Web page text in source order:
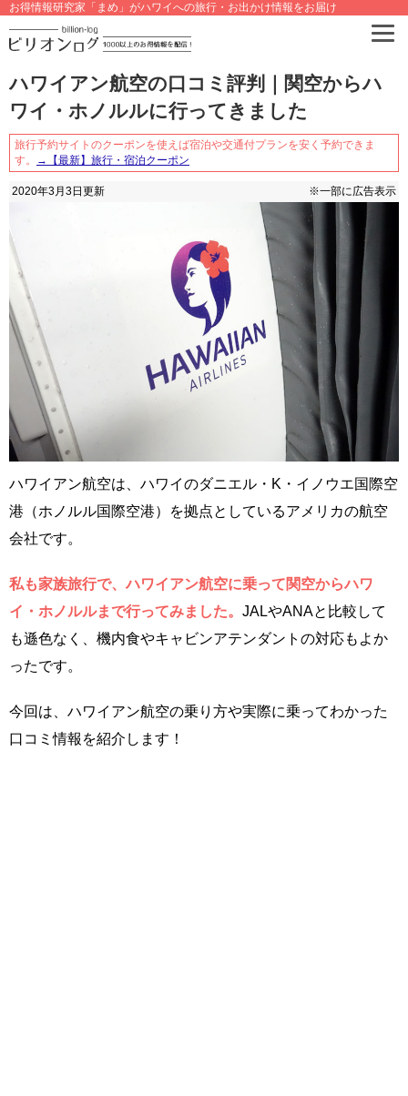
お得情報研究家「まめ」がハワイへの旅行・お出かけ情報をお届け
ハワイアン航空の口コミ評判｜関空からハ
ワイ・ホノルルに行ってきました
旅行予約サイトのクーポンを使えば宿泊や交通付プランを安く予約できま
す。
→【最新】旅行・宿泊クーポン
2020年3月3日 更新 ※一部に広告表示
ハワイアン航空は、ハワイのダニエル・K・イノウエ国際空
港（ホノルル国際空港）を拠点としているアメリカの航空
会社です。
私も家族旅行で、ハワイアン航空に乗って関空からハワ
イ・ホノルルまで行ってみました。 JALやANAと比較して
も遜色なく、機内食やキャビンアテンダントの対応もよか
ったです。
今回は、ハワイアン航空の乗り方や実際に乗ってわかった
口コミ情報を紹介します！